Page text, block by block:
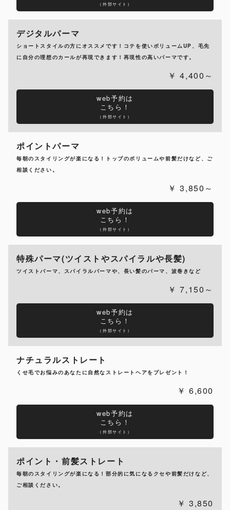
（外部サイト）
デジタルパーマ
ショートスタイルの方にオススメです！コテを使いボリュームUP、毛先
に自分の理想のカールが再現できます！再現性の高いパーマです。
4,400～
web予約は
こちら！
（外部サイト）
ポイントパーマ
毎朝のスタイリングが楽になる！トップのボリュームや前髪だけなど、ご
相談ください。
3,850～
web予約は
こちら！
（外部サイト）
特殊パーマ(ツイストやスパイラルや長髪)
ツイストパーマ、スパイラルパーマや、長い髪のパーマ、波巻きなど
7,150～
web予約は
こちら！
（外部サイト）
ナチュラルストレート
くせ毛でお悩みのあなたに自然なストレートヘアをプレゼント！
6,600
web予約は
こちら！
（外部サイト）
ポイント・前髪ストレート
毎朝のスタイリングが楽になる！部分的に気になるクセや前髪だけなど、
ご相談ください。
3,850